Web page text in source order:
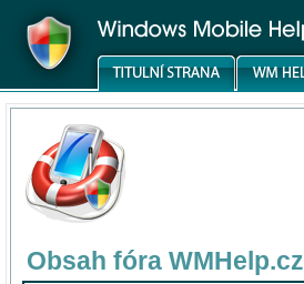
Obsah fóra WMHelp.cz